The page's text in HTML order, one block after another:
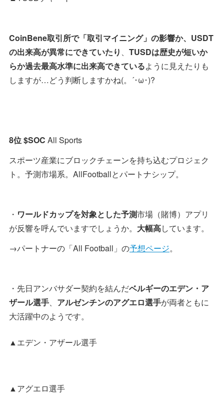
CoinBene取引所で「取引マイニング」の影響か、USDT
の出来高が異常にできていたり 、 TUSDは歴史が短いか
らか過去最高水準に出来高できているように見えたりも
しますが…どう判断しますかね(。´･ω･)?
8位 $SOC All Sports
スポーツ産業にブロックチェーンを持ち込むプロジェク
ト。予測市場系。AllFootballとパートナシップ。
・ ワールドカップを対象とした予測市場（賭博）アプリ
が反響を呼んでいますでしょうか。 大幅高しています。
→パートナーの「All Football」の予想ページ。
・先日アンバサダー契約を結んだベルギーのエデン・ア
ザール選手、 アルゼンチンのアグエロ選手が両者ともに
大活躍中のようです。
▲エデン・アザール選手
▲アグエロ選手